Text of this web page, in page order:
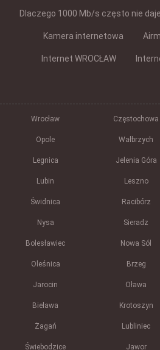
Dlaczego 1000 Mb/s często nie
Kamera internetowa
Internet WROCŁAW
Wrocław Częstochowa
Opole Wałbrzych
Legnica Jelenia Góra
Lubin Leszno
Świdnica Racibórz
Nysa Sieradz
Bolesławiec Nowa Sól
Oleśnica Brzeg
Jarocin Oława
Bielawa Krotoszyn
Żagań Lubliniec
Świebodzice Jawor